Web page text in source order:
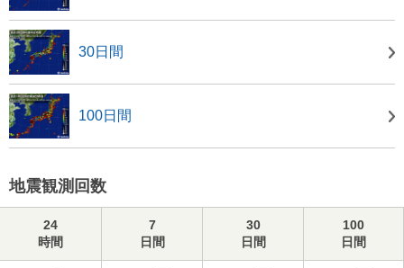
30日間
100日間
地震観測回数
24
時間
7
日間
30
日間
100
日間